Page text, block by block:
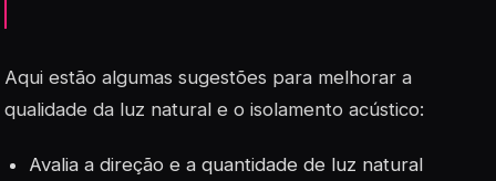
Aqui estão algumas sugestões para melhorar a
qualidade da luz natural e o isolamento acústico:
Avalia a direção e a quantidade de luz natural